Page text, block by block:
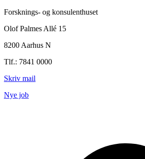
Forsknings- og konsulenthuset
Olof Palmes Allé 15
8200 Aarhus N
Tlf.: 7841 0000
Skriv mail
Nye job